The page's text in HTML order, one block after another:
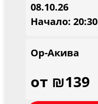
08.10.26
Начало: 20:30
Ор-Акива
от ₪139